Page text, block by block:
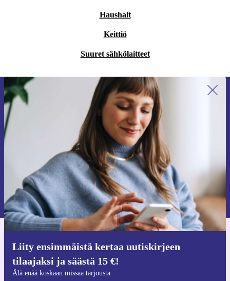
Haushalt
Keittiö
Suuret sähkölaitteet
Liity ensimmäistä kertaa uutiskirjeen
tilaajaksi ja säästä 15 €!
Älä enää koskaan missaa tarjousta
Liity ensimmäistä kertaa uutiskirjeen
tilaajaksi ja säästä 15 €!
Älä missaa enää yhtäkään tarjousta.
Pyydä etukuponki
Lisätietoja henkilötietojen käytöstä löydättietosuojaselosteestamme.
iOS:lle ja Androidille